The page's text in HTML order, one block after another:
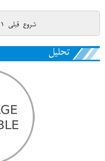
شروع قبلی 1
تحلیل